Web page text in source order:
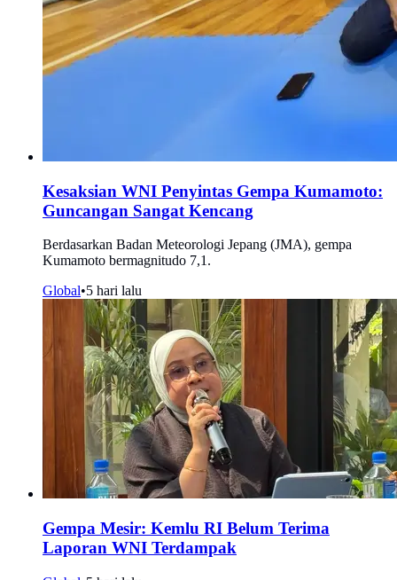
Kesaksian WNI Penyintas Gempa Kumamoto:
Guncangan Sangat Kencang
Berdasarkan Badan Meteorologi Jepang (JMA), gempa
Kumamoto bermagnitudo 7,1.
Global•5 hari lalu
Gempa Mesir: Kemlu RI Belum Terima
Laporan WNI Terdampak